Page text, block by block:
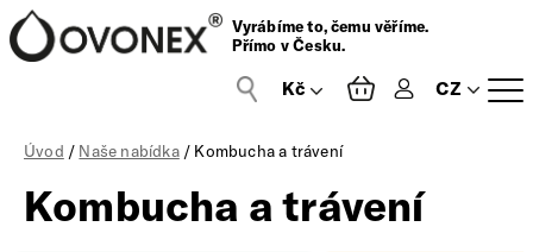
Vyrábíme to, čemu věříme.
Přímo v Česku.
CZ
Kombucha a trávení
Úvod / Naše nabídka/ Kombucha a trávení